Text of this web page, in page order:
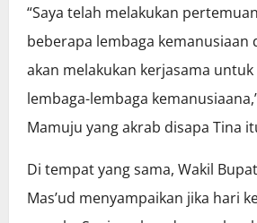
“Saya telah melakukan
beberapa lembaga kemanusiaan
akan melakukan kerjasama
lembaga-lembaga
Mamuju yang akrab disapa Tina
Di tempat yang sama, Wakil
Mas’ud menyampaikan jika hari